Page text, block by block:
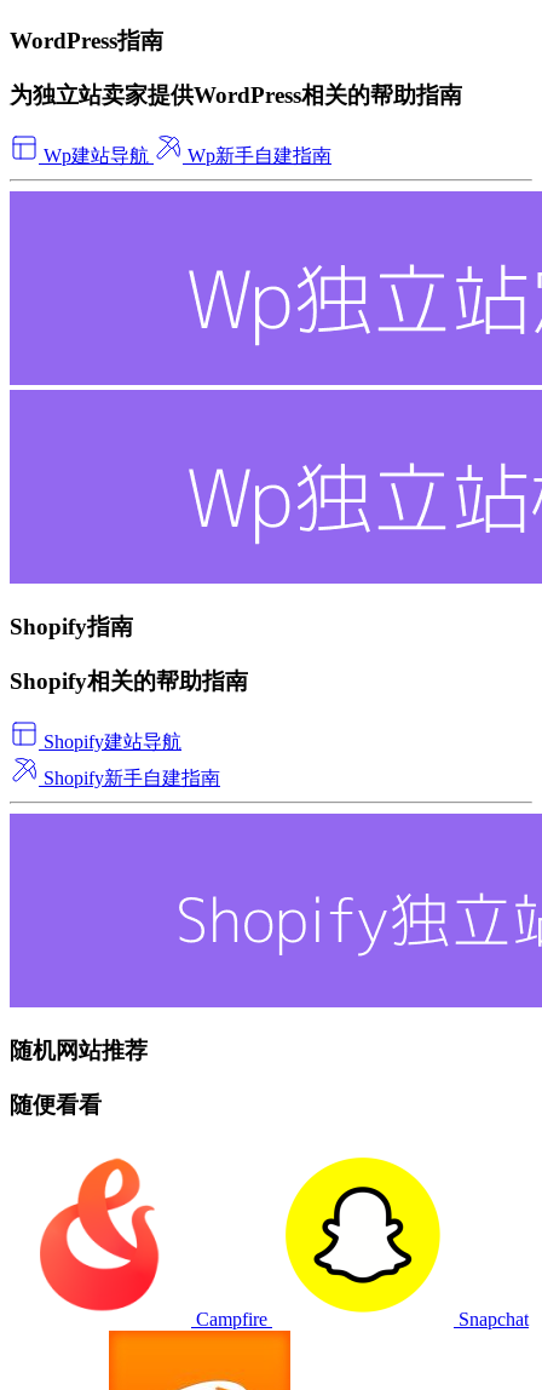
WordPress指南
为独立站卖家提供WordPress相关的帮助指南
Wp建站导航 Wp新手自建指南
Shopify指南
Shopify相关的帮助指南
Shopify建站导航
Shopify新手自建指南
随机网站推荐
随便看看
Campfire Snapchat